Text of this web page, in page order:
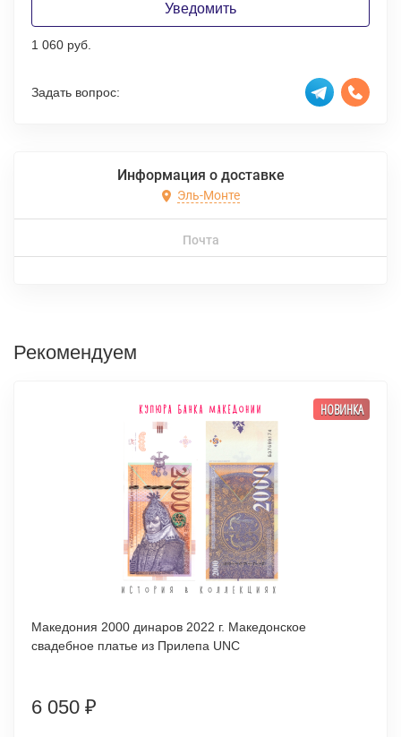
Уведомить
1 060 руб.
Задать вопрос:
Информация о доставке
Эль-Монте
Почта
Рекомендуем
НОВИНКА
Македония 2000 динаров 2022 г. Македонское
свадебное платье из Прилепа UNC
6 050 ₽